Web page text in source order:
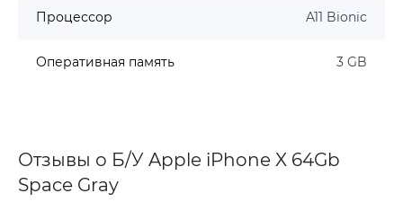
Процессор A11 Bionic
Оперативная память 3 GB
Отзывы о Б/У Apple iPhone X 64Gb
Space Gray